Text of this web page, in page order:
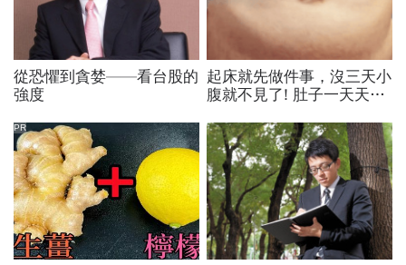
從恐懼到貪婪——看台股的
強度
起床就先做件事，沒三天小
腹就不見了! 肚子一天天變
PR